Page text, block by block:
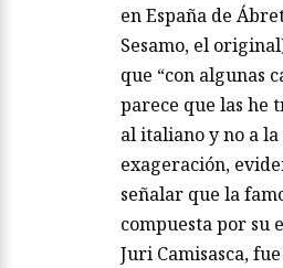
en España de
Sesamo, el
que “con algunas
parece que las he
al italiano y no a la
exageración,
señalar que la
compuesta por su
Juri Camisasca,